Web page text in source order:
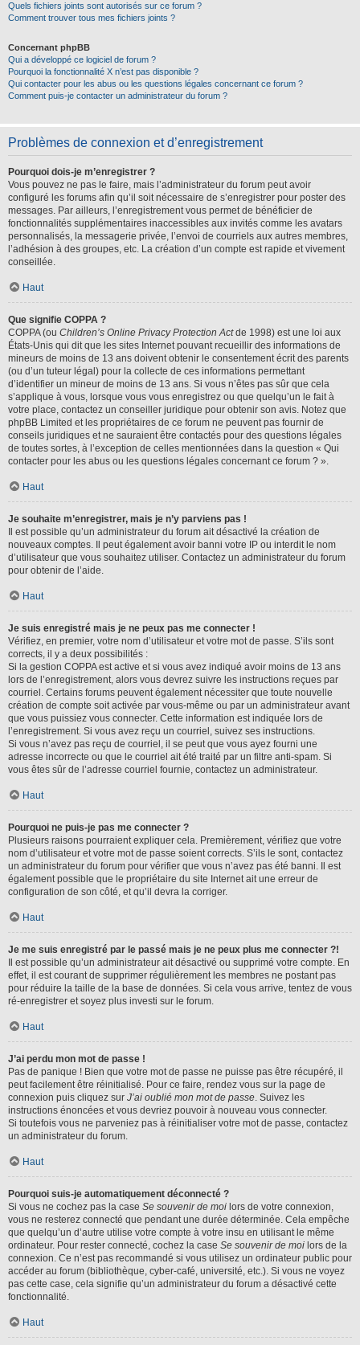
Quels fichiers joints sont autorisés sur ce forum ?
Comment trouver tous mes fichiers joints ?
Concernant phpBB
Qui a développé ce logiciel de forum ?
Pourquoi la fonctionnalité X n’est pas disponible ?
Qui contacter pour les abus ou les questions légales concernant ce forum ?
Comment puis-je contacter un administrateur du forum ?
Problèmes de connexion et d’enregistrement
Pourquoi dois-je m’enregistrer ?
Vous pouvez ne pas le faire, mais l’administrateur du forum peut avoir
configuré les forums afin qu’il soit nécessaire de s’enregistrer pour poster des
messages. Par ailleurs, l’enregistrement vous permet de bénéficier de
fonctionnalités supplémentaires inaccessibles aux invités comme les avatars
personnalisés, la messagerie privée, l’envoi de courriels aux autres membres,
l’adhésion à des groupes, etc. La création d’un compte est rapide et vivement
conseillée.
Haut
Que signifie COPPA ?
COPPA (ou Children’s Online Privacy Protection Actde 1998) est une loi aux
États-Unis qui dit que les sites Internet pouvant recueillir des informations de
mineurs de moins de 13 ans doivent obtenir le consentement écrit des parents
(ou d’un tuteur légal) pour la collecte de ces informations permettant
d’identifier un mineur de moins de 13 ans. Si vous n’êtes pas sûr que cela
s’applique à vous, lorsque vous vous enregistrez ou que quelqu’un le fait à
votre place, contactez un conseiller juridique pour obtenir son avis. Notez que
phpBB Limited et les propriétaires de ce forum ne peuvent pas fournir de
conseils juridiques et ne sauraient être contactés pour des questions légales
de toutes sortes, à l’exception de celles mentionnées dans la question « Qui
contacter pour les abus ou les questions légales concernant ce forum ? ».
Haut
Je souhaite m’enregistrer, mais je n’y parviens pas !
Il est possible qu’un administrateur du forum ait désactivé la création de
nouveaux comptes. Il peut également avoir banni votre IP ou interdit le nom
d’utilisateur que vous souhaitez utiliser. Contactez un administrateur du forum
pour obtenir de l’aide.
Haut
Je suis enregistré mais je ne peux pas me connecter !
Vérifiez, en premier, votre nom d’utilisateur et votre mot de passe. S’ils sont
corrects, il y a deux possibilités :
Si la gestion COPPA est active et si vous avez indiqué avoir moins de 13 ans
lors de l’enregistrement, alors vous devrez suivre les instructions reçues par
courriel. Certains forums peuvent également nécessiter que toute nouvelle
création de compte soit activée par vous-même ou par un administrateur avant
que vous puissiez vous connecter. Cette information est indiquée lors de
l’enregistrement. Si vous avez reçu un courriel, suivez ses instructions.
Si vous n’avez pas reçu de courriel, il se peut que vous ayez fourni une
adresse incorrecte ou que le courriel ait été traité par un filtre anti-spam. Si
vous êtes sûr de l’adresse courriel fournie, contactez un administrateur.
Haut
Pourquoi ne puis-je pas me connecter ?
Plusieurs raisons pourraient expliquer cela. Premièrement, vérifiez que votre
nom d’utilisateur et votre mot de passe soient corrects. S’ils le sont, contactez
un administrateur du forum pour vérifier que vous n’avez pas été banni. Il est
également possible que le propriétaire du site Internet ait une erreur de
configuration de son côté, et qu’il devra la corriger.
Haut
Je me suis enregistré par le passé mais je ne peux plus me connecter ?!
Il est possible qu’un administrateur ait désactivé ou supprimé votre compte. En
effet, il est courant de supprimer régulièrement les membres ne postant pas
pour réduire la taille de la base de données. Si cela vous arrive, tentez de vous
ré-enregistrer et soyez plus investi sur le forum.
Haut
J’ai perdu mon mot de passe !
Pas de panique ! Bien que votre mot de passe ne puisse pas être récupéré, il
peut facilement être réinitialisé. Pour ce faire, rendez vous sur la page de
connexion puis cliquez sur J’ai oublié mon mot de passe. Suivez les
instructions énoncées et vous devriez pouvoir à nouveau vous connecter.
Si toutefois vous ne parveniez pas à réinitialiser votre mot de passe, contactez
un administrateur du forum.
Haut
Pourquoi suis-je automatiquement déconnecté ?
Si vous ne cochez pas la case Se souvenir de moi lors de votre connexion,
vous ne resterez connecté que pendant une durée déterminée. Cela empêche
que quelqu’un d’autre utilise votre compte à votre insu en utilisant le même
ordinateur. Pour rester connecté, cochez la case Se souvenir de moi lors de la
connexion. Ce n’est pas recommandé si vous utilisez un ordinateur public pour
accéder au forum (bibliothèque, cyber-café, université, etc.). Si vous ne voyez
pas cette case, cela signifie qu’un administrateur du forum a désactivé cette
fonctionnalité.
Haut